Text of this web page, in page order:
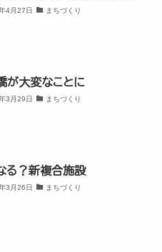
4月27日 まちづくり
が大変なことに
3月29日 まちづくり
る？新複合施設
3月26日 まちづくり